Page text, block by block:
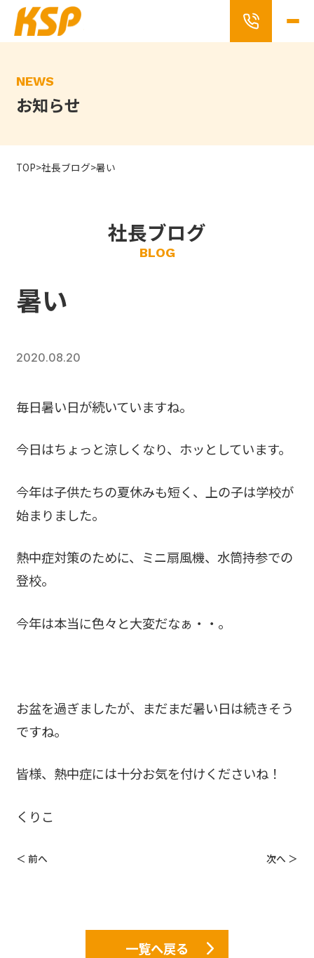
Skip
the
content
NEWS
お知らせ
TOP>社長ブログ>暑い
社長ブログ
BLOG
暑い
2020.08.20
毎日暑い日が続いていますね。
今日はちょっと涼しくなり、ホッとしています。
今年は子供たちの夏休みも短く、上の子は学校が
始まりました。
熱中症対策のために、ミニ扇風機、水筒持参での
登校。
今年は本当に色々と大変だなぁ・・。
お盆を過ぎましたが、まだまだ暑い日は続きそう
ですね。
皆様、熱中症には十分お気を付けくださいね！
くりこ
＜ 前へ 次へ ＞
一覧へ戻る